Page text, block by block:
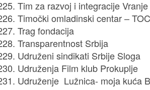
Tim za razvoj i integracije Vranje
Timočki omladinski centar –
Trag fondacija
Transparentnost Srbija
Udruženi sindikati Srbije Sloga
Udruženja Film klub Prokuplje
Udruženje Lužnica- moja kuća